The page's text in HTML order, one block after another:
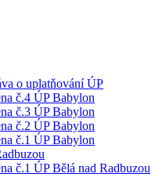
o uplatňování ÚP
č.4 ÚP Babylon
č.3 ÚP Babylon
č.2 ÚP Babylon
č.1 ÚP Babylon
č.1 ÚP Bělá nad Radbuzou